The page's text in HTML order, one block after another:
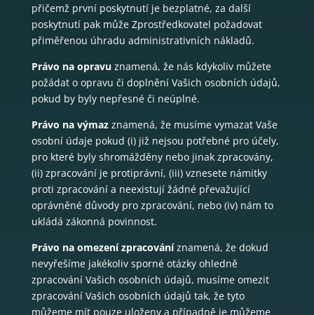
přičemž první poskytnutí je bezplatné, za další
poskytnutí pak může Zprostředkovatel požadovat
přiměřenou úhradu administrativních nákladů.
Právo na opravuznamená, že nás kdykoliv můžete
požádat o opravu či doplnění Vašich osobních údajů,
pokud by byly nepřesné či neúplné.
Právo na výmazznamená, že musíme vymazat Vaše
osobní údaje pokud (i) již nejsou potřebné pro účely,
pro které byly shromážděny nebo jinak zpracovány,
(ii) zpracování je protiprávní, (iii) vznesete námitky
proti zpracování a neexistují žádné převažující
oprávněné důvody pro zpracování, nebo (iv) nám to
ukládá zákonná povinnost.
Právo na omezení zpracováníznamená, že dokud
nevyřešíme jakékoliv sporné otázky ohledně
zpracování Vašich osobních údajů, musíme omezit
zpracování Vašich osobních údajů tak, že tyto
můžeme mít pouze uloženy a případně je můžeme